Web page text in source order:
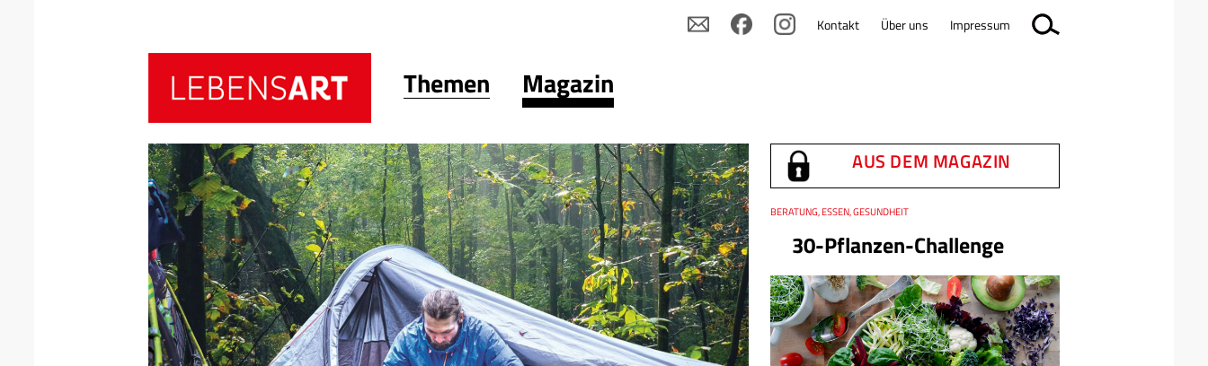
Themen Magazin
AUS DEM MAGAZIN
30-Pflanzen-Challenge
Thema
BERATUNG, ESSEN, GESUNDHEIT
Kontakt Über uns Impressum